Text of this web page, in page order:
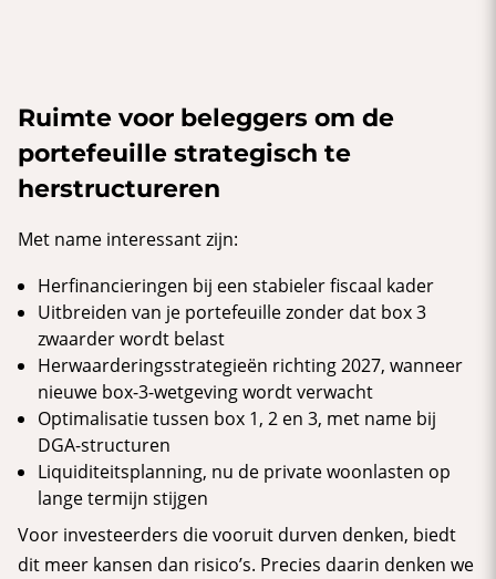
Ruimte voor beleggers om de
portefeuille strategisch te
herstructureren
Met name interessant zijn:
Herfinancieringen bij een stabieler fiscaal kader
Uitbreiden van je portefeuille zonder dat box 3
zwaarder wordt belast
Herwaarderingsstrategieën richting 2027, wanneer
nieuwe box-3-wetgeving wordt verwacht
Optimalisatie tussen box 1, 2 en 3, met name bij
DGA-structuren
Liquiditeitsplanning, nu de private woonlasten op
lange termijn stijgen
Voor investeerders die vooruit durven denken, biedt
dit meer kansen dan risico’s. Precies daarin denken we